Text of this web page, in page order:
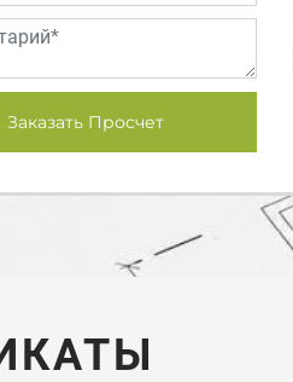
Заказать Просчет